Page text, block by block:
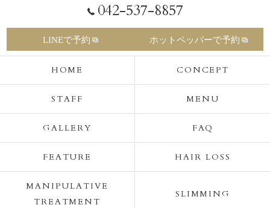
042-537-8857
LINEで予約 ホットペッパーで予約
HOME CONCEPT
STAFF MENU
GALLERY FAQ
FEATURE HAIR LOSS
MANIPULATIVE
TREATMENT
SLIMMING